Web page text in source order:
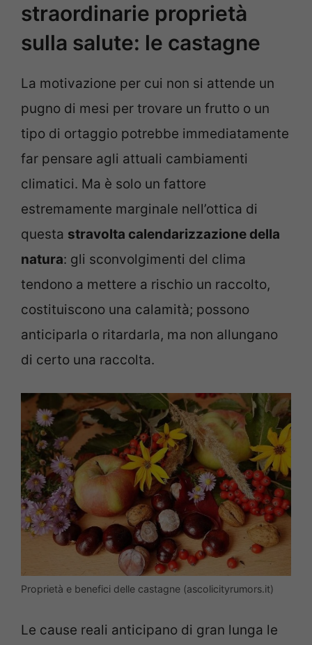
straordinarie proprietà
sulla salute: le castagne
La motivazione per cui non si attende un
pugno di mesi per trovare un frutto o un
tipo di ortaggio potrebbe immediatamente
far pensare agli attuali cambiamenti
climatici. Ma è solo un fattore
estremamente marginale nell’ottica di
questa stravolta calendarizzazione della
natura: gli sconvolgimenti del clima
tendono a mettere a rischio un raccolto,
costituiscono una calamità; possono
anticiparla o ritardarla, ma non allungano
di certo una raccolta.
Proprietà e benefici delle castagne (ascolicityrumors.it)
Le cause reali anticipano di gran lunga le